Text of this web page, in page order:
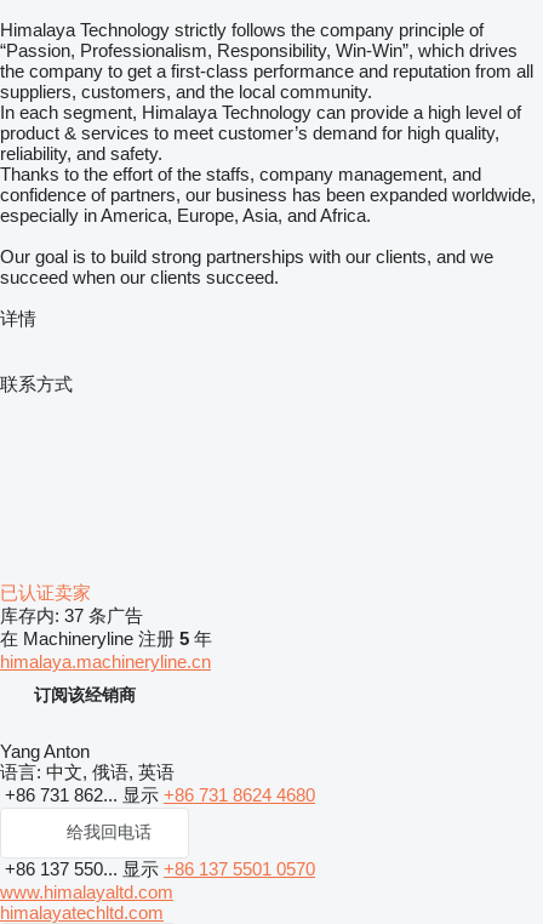
Himalaya Technology strictly follows the company principle of
“Passion, Professionalism, Responsibility, Win-Win”, which drives
the company to get a first-class performance and reputation from all
suppliers, customers, and the local community.
In each segment, Himalaya Technology can provide a high level of
product & services to meet customer’s demand for high quality,
reliability, and safety.
Thanks to the effort of the staffs, company management, and
confidence of partners, our business has been expanded worldwide,
especially in America, Europe, Asia, and Africa.
Our goal is to build strong partnerships with our clients, and we
succeed when our clients succeed.
详情
联系方式
已认证卖家
库存内: 37 条广告
在 Machineryline 注册 5 年
himalaya.machineryline.cn
订阅该经销商
Yang Anton
语言: 中文, 俄语, 英语
+86 731 862... 显示 +86 731 8624 4680
给我回电话
+86 137 550... 显示 +86 137 5501 0570
www.himalayaltd.com
himalayatechltd.com